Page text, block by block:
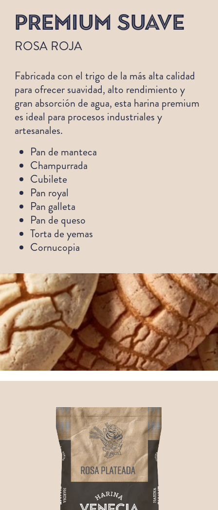
PREMIUM SUAVE
ROSA ROJA
Fabricada con el trigo de la más alta calidad
para ofrecer suavidad, alto rendimiento y
gran absorción de agua, esta harina premium
es ideal para procesos industriales y
artesanales.
Pan de manteca
Champurrada
Cubilete
Pan royal
Pan galleta
Pan de queso
Torta de yemas
Cornucopia